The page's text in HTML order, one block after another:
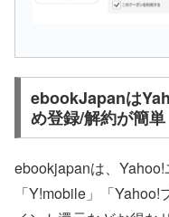
ebookJapanは
め登録/解約が簡単
ebookjapanは、Yahoo!
「Y!mobile」「